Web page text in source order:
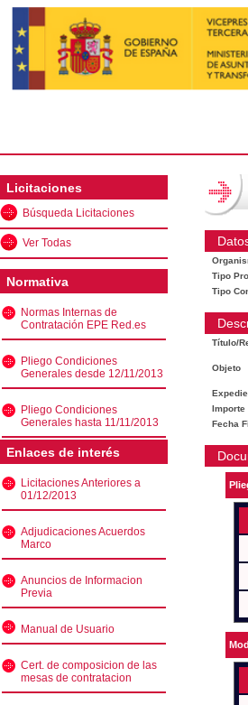
Licitaciones
Búsqueda Licitaciones
Ver Todas
Normativa
Normas Internas de
Contratación EPE Red.es
Pliego Condiciones
Generales desde 12/11/2013
Pliego Condiciones
Generales hasta 11/11/2013
Enlaces de interés
Licitaciones Anteriores a
01/12/2013
Adjudicaciones Acuerdos
Marco
Anuncios de Informacion
Previa
Manual de Usuario
Cert. de composicion de las
mesas de contratacion
Tipo
Tipo
Título/
Objeto
Fecha